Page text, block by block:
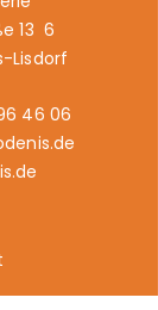
13 6
Lisdorf
46 06